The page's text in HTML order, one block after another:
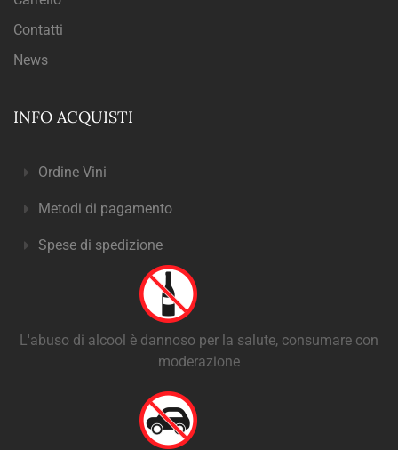
Contatti
News
INFO ACQUISTI
Ordine Vini
Metodi di pagamento
Spese di spedizione
L'abuso di alcool è dannoso per la salute, consumare con
moderazione